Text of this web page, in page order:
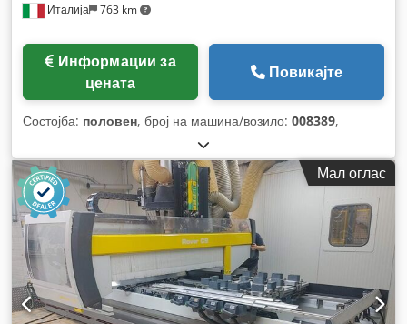
Италија 763 km
цената
Повикајте
Состојба: половен, број на машина/возило: 008389,
Мал оглас